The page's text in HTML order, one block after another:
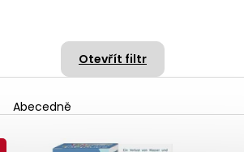
Otevřít filtr
Abecedně